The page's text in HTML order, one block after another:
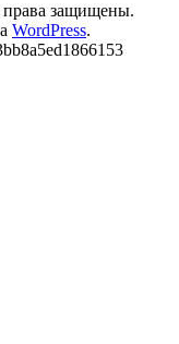
права защищены.
WordPress.